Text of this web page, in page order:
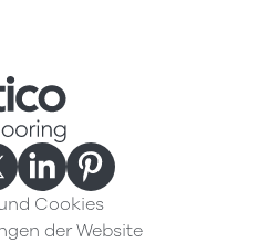
Cookies
der Website